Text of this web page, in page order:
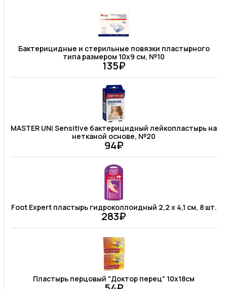
Бактерицидные и стерильные повязки пластырного
типа размером 10х9 см, №10
135₽
MASTER UNI Sensitive бактерицидный лейкопластырь на
нетканой основе, №20
94₽
Foot Expert пластырь гидроколлоидный 2,2 х 4,1 см, 8 шт.
283₽
Пластырь перцовый "Доктор перец" 10x18см